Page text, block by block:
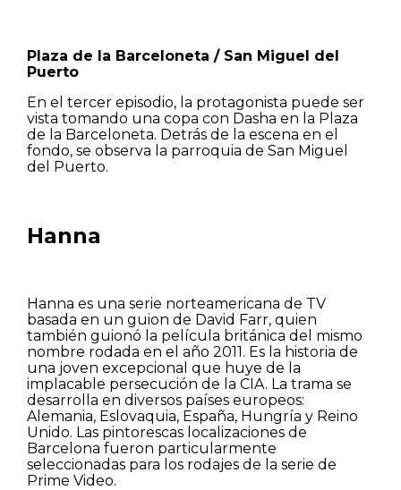
Plaza de la Barceloneta / San Miguel del
Puerto
En el tercer episodio, la protagonista puede ser
vista tomando una copa con Dasha en la Plaza
de la Barceloneta. Detrás de la escena en el
fondo, se observa la parroquia de San Miguel
del Puerto.
Hanna
Hanna es una serie norteamericana de TV
basada en un guion de David Farr, quien
también guionó la película británica del mismo
nombre rodada en el año 2011. Es la historia de
una joven excepcional que huye de la
implacable persecución de la CIA. La trama se
desarrolla en diversos países europeos:
Alemania, Eslovaquia, España, Hungría y Reino
Unido. Las pintorescas localizaciones de
Barcelona fueron particularmente
seleccionadas para los rodajes de la serie de
Prime Video.